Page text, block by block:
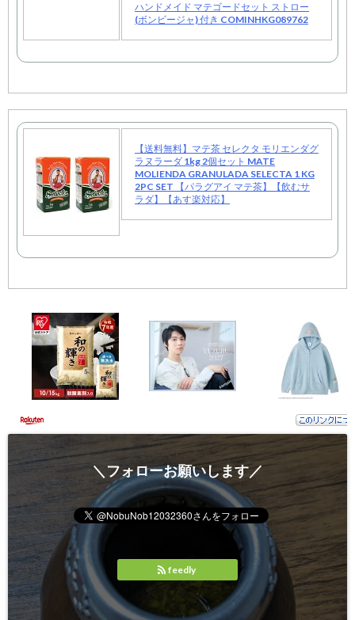
ハンドメイド マテゴードセット ストロー
(ボンビージャ) 付き COMINHKG089762
【送料無料】マテ茶 セレクタ モリエンダグ
ラヌラーダ 1kg 2個セット MATE
MOLIENDA GRANULADA SELECTA 1 KG
2PC SET 【パラグアイ マテ茶】【飲むサ
ラダ】【あす楽対応】
＼フォローお願いします／
feedly